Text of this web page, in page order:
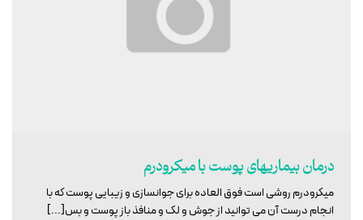
درمان بیماریهای پوست با میکرودرم
میکرودرم روشی است فوق العاده برای جوانسازی و زیبایی پوست که با
انجام درست آن می توانید از جوش و لک و منافذ باز پوست و بس[...]